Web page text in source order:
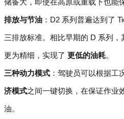
储备大，即使在高原或重载下也能
排放与节油 ：D2 系列普遍达到了
三排放标准。相比早期的 D 系列
更为精细，实现了 更低的油耗。
三种动力模式 ：驾驶员可以根据工
济模式之间一键切换，在保证作业
油。